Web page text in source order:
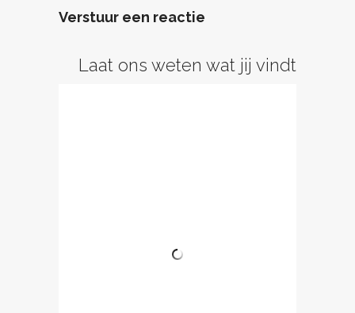
Verstuur een reactie
Laat ons weten wat jij vindt